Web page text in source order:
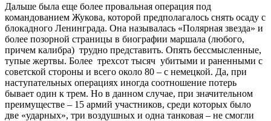
Дальше была еще более провальная операция под
командованием Жукова, которой предполагалось снять осаду с
блокадного Ленинграда. Она называлась «Полярная звезда» и
более позорной страницы в биографии маршала (любого,
причем калибра) трудно представить. Опять бессмысленные,
тупые жертвы. Более трехсот тысяч убитыми и раненными с
советской стороны и всего около 80 – с немецкой. Да, при
наступательных операциях иногда соотношение потерь
бывает один к трем. Но в данном случае, при значительном
преимуществе – 15 армий участников, среди которых было
две «ударных», три воздушных и одна танковая – не смогли